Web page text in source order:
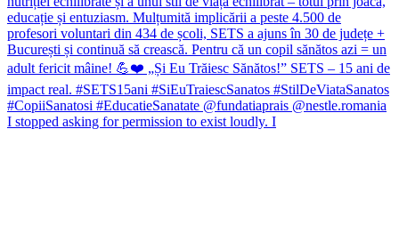
I stopped asking for permission to exist loudly. I